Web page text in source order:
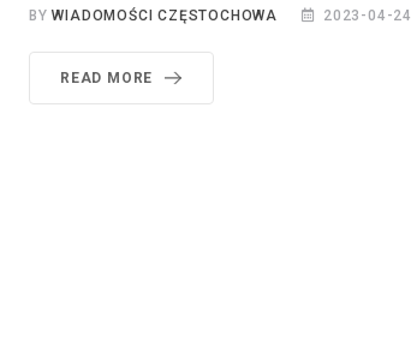
BYWIADOMOŚCI CZĘSTOCHOWA 2023-04-24
READ MORE